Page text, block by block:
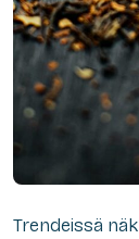
Trendeissä